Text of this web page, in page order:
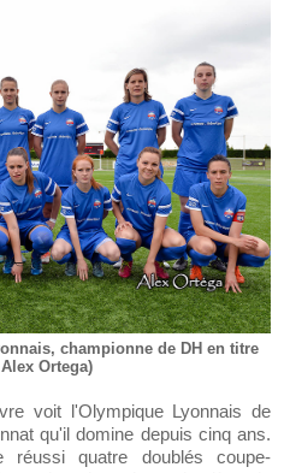
championne de DH en titre
Ortega)
qu'il domine depuis cinq ans.
réussi quatre doublés coupe-